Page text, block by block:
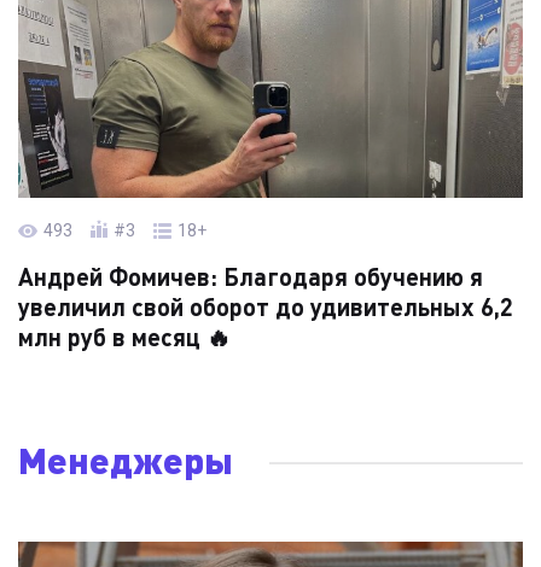
Читать кейс →
493 #3 18+
Андрей Фомичев: Благодаря обучению я
увеличил свой оборот до удивительных 6,2
млн руб в месяц 🔥
Менеджеры